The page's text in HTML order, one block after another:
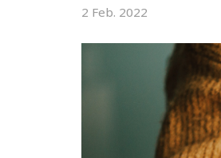
2 Feb. 2022